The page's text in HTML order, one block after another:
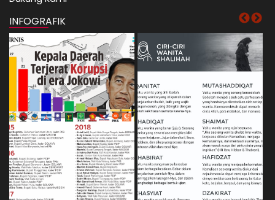
INFOGRAFIK